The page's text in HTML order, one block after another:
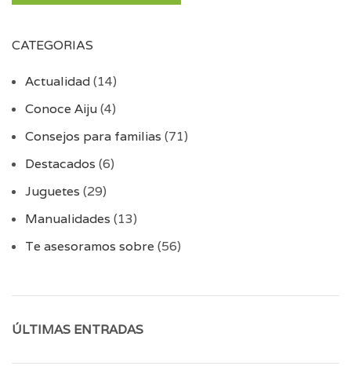
CATEGORIAS
Actualidad(14)
Conoce Aiju(4)
Consejos para familias (71)
Destacados (6)
Juguetes (29)
Manualidades (13)
Te asesoramos sobre (56)
ÚLTIMAS ENTRADAS